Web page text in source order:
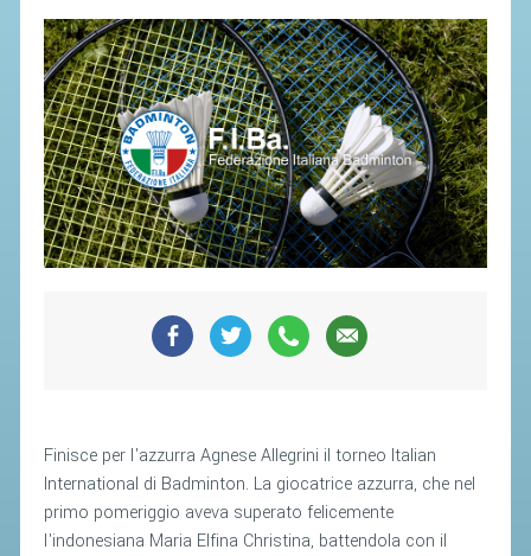
Finisce per l'azzurra Agnese Allegrini il torneo Italian
International di Badminton. La giocatrice azzurra, che nel
primo pomeriggio aveva superato felicemente
l'indonesiana Maria Elfina Christina, battendola con il
CONTATTI
AVVISI E BANDI
CIRCOLARI
RESPONSABILITÀ SOCIALE
SAFEGUARDING
RICHIESTA PATROCINIO
GIUSTIZIA FEDERALE
ORGANI DI GIUSTIZIA FEDERALE
MAGLIA AZZURRA